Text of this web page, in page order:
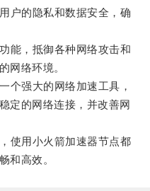
的隐私和数据安全，确
，抵御各种网络攻击和
网络环境。
强大的网络加速工具，
定的网络连接，并改善网
用小火箭加速器节点都
和高效。